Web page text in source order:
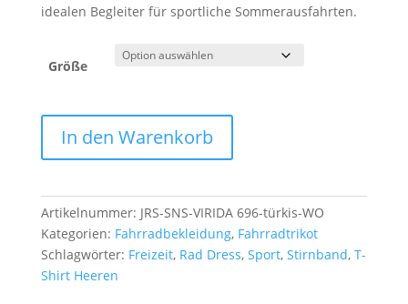
idealen Begleiter für sportliche Sommerausfahrten.
Größe
Radtrikot
ELITE
696-
Türkis
Menge
In den Warenkorb
Artikelnummer: JRS-SNS-VIRIDA 696-türkis-WO
Kategorien: Fahrradbekleidung, Fahrradtrikot
Schlagwörter: Freizeit, Rad Dress, Sport, Stirnband, T-
Shirt Heeren